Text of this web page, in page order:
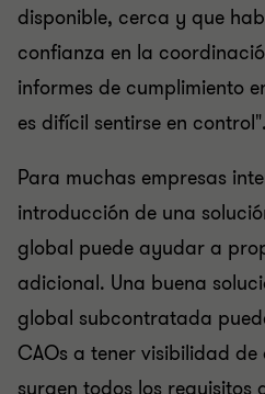
disponible, cerca y que
confianza en la
informes de cumplimiento
es difícil sentirse en control".
Para muchas empresas
introducción de una
global puede ayudar a
adicional. Una buena
global subcontratada
CAOs a tener visibilidad
surgen todos los requisitos